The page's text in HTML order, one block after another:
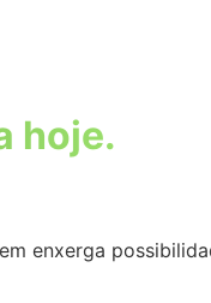
hoje.
enxerga